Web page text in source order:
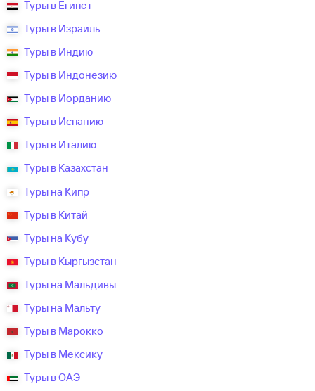
Туры в Египет
Туры в Израиль
Туры в Индию
Туры в Индонезию
Туры в Иорданию
Туры в Испанию
Туры в Италию
Туры в Казахстан
Туры на Кипр
Туры в Китай
Туры на Кубу
Туры в Кыргызстан
Туры на Мальдивы
Туры на Мальту
Туры в Марокко
Туры в Мексику
Туры в ОАЭ